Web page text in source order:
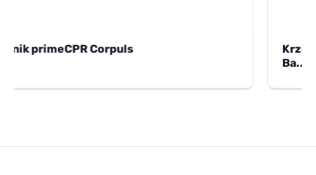
Krzesełko kardiologiczne MeBer Extra Light